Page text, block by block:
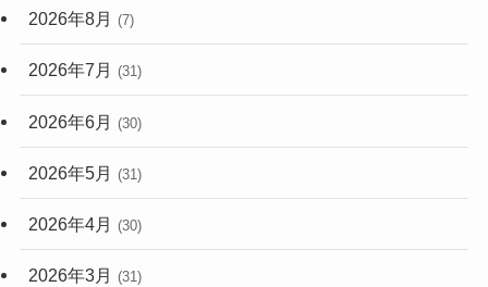
(248)
2026年8月 (7)
2026年7月 (31)
2026年6月 (30)
2026年5月 (31)
2026年4月 (30)
2026年3月 (31)